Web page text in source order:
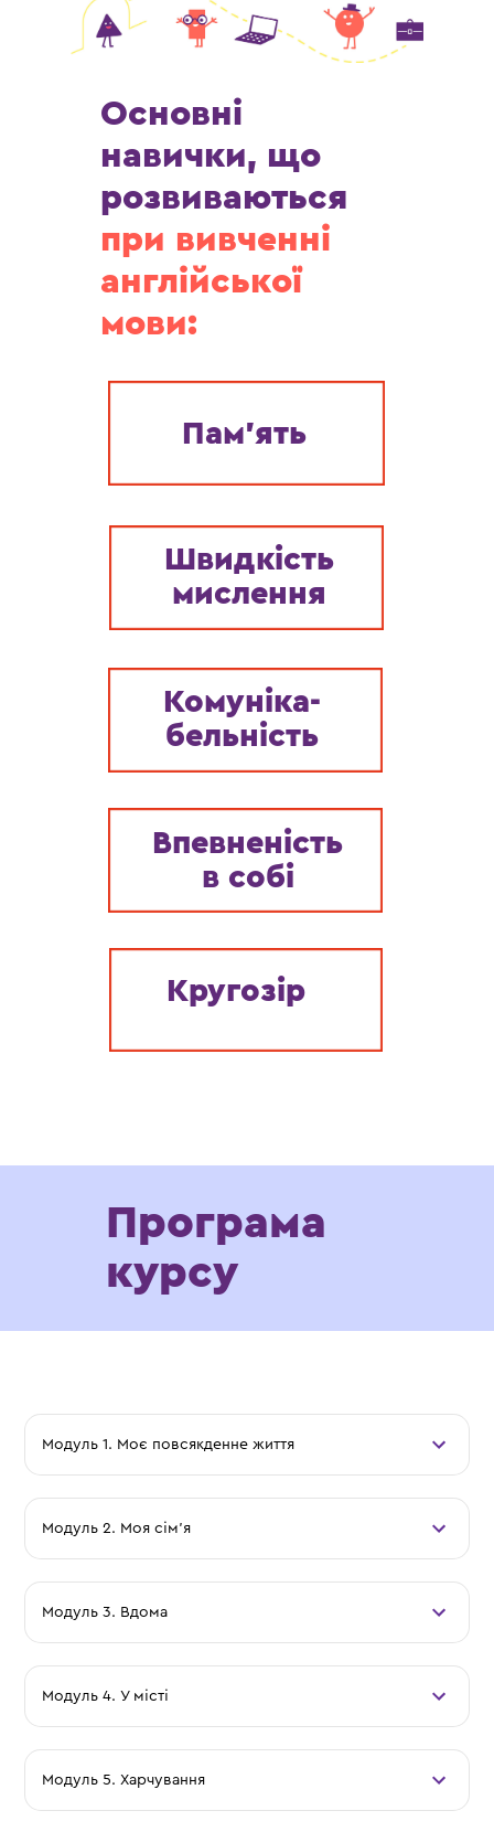
Основні
навички, що
розвиваються
при вивченні
англійської
мови:
Швидкість
мислення
Кругозір
Пам'ять
Комуніка-
бельність
Впевненість
в собі
Програма
курсу
Модуль 1. Моє повсякденне життя
Модуль 2. Моя сім'я
Модуль 3. Вдома
Модуль 4. У місті
Модуль 5. Харчування